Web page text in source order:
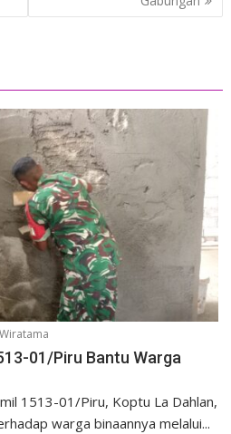
01/Piru Bantu Warga
1513-01/Piru, Koptu La Dahlan,
warga binaannya melalui...